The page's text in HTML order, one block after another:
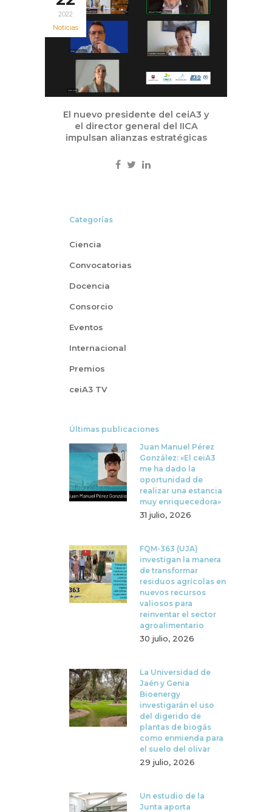
2022
Noticias
El nuevo presidente del ceiA3 y
el director general del IICA
impulsan alianzas estratégicas
Categorías
Ciencia
Convocatorias
Docencia
Consorcio
Eventos
Internacional
Premios
ceiA3 TV
Últimas publicaciones
Juan Manuel Pérez
González: «El ceiA3
me ha dado la
oportunidad de
realizar una estancia
muy enriquecedora»
31 julio, 2026
FQM-363 (UJA)
investigan la manera
de transformar
residuos agrícolas en
nuevos recursos
valiosos para
reinventar el sector
agroalimentario
30 julio, 2026
La Universidad de
Jaén y Genia
Bioenergy
investigarán el uso
del digerido de
plantas de biogás
como enmienda para
el suelo del olivar
29 julio, 2026
Un estudio de la
Junta aporta